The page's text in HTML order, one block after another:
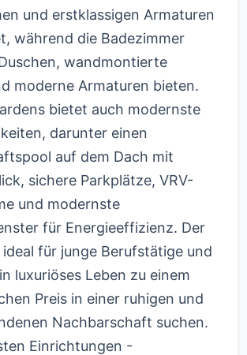
und erstklassigen Armaturen
während die Badezimmer
wandmontierte
moderne Armaturen bieten.
bietet auch modernste
darunter einen
auf dem Dach mit
sichere Parkplätze, VRV-
und modernste
für Energieeffizienz. Der
für junge Berufstätige und
luxuriöses Leben zu einem
Preis in einer ruhigen und
Nachbarschaft suchen.
Einrichtungen -